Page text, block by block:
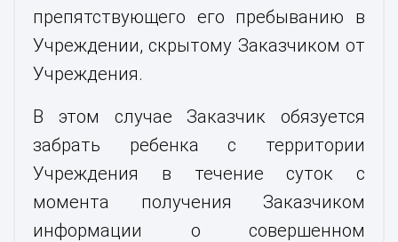
препятствующего его пребыванию в
Учреждении, скрытому Заказчиком от
Учреждения.
В этом случае Заказчик обязуется
забрать ребенка с территории
Учреждения в течение суток с
момента получения Заказчиком
информации о совершенном